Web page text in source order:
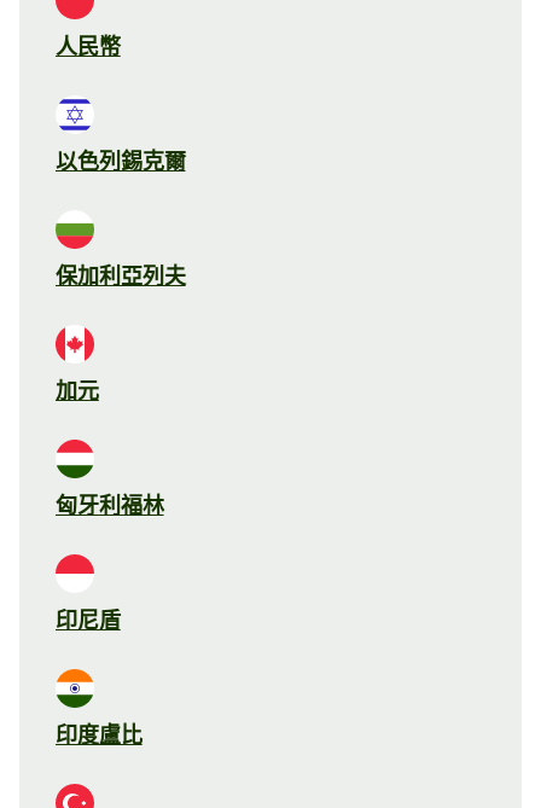
人民幣
以色列錫克爾
保加利亞列夫
加元
匈牙利福林
印尼盾
印度盧比